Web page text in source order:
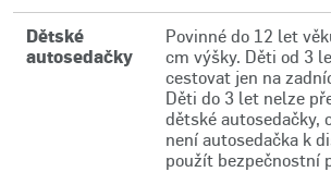
Dětské
autosedačky
Povinné do 12 let
cm výšky. Děti od 3
cestovat jen na
Děti do 3 let nelze
dětské autosedačky,
není autosedačka k
použít bezpečnostní